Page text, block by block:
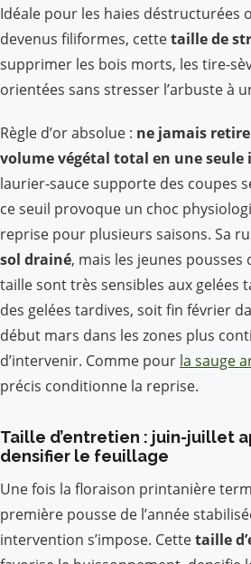
Idéale pour les haies déstructurées
devenus filiformes, cettetaille de
supprimer les bois morts, les tire-
orientées sans stresser l’arbuste à
Règle d’or absolue : ne jamais
volume végétal total en une
laurier-sauce supporte des coupes
ce seuil provoque un choc
reprise pour plusieurs saisons. Sa
sol drainé, mais les jeunes
taille sont très sensibles aux gelées
des gelées tardives, soit fin février
début mars dans les zones plus
d’intervenir. Comme pour la sauge
précis conditionne la reprise.
Taille d’entretien : juin-juillet
densifier le feuillage
Une fois la floraison printanière
première pousse de l’année
intervention s’impose. Cettetaille